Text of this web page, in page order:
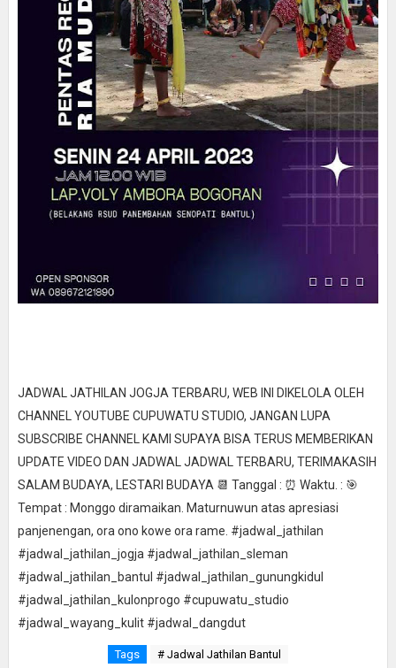
JADWAL JATHILAN JOGJA TERBARU, WEB INI DIKELOLA OLEH
CHANNEL YOUTUBE CUPUWATU STUDIO, JANGAN LUPA
SUBSCRIBE CHANNEL KAMI SUPAYA BISA TERUS MEMBERIKAN
UPDATE VIDEO DAN JADWAL JADWAL TERBARU, TERIMAKASIH
SALAM BUDAYA, LESTARI BUDAYA 📆 Tanggal : ⏰ Waktu. : 🎯
Tempat : Monggo diramaikan. Maturnuwun atas apresiasi
panjenengan, ora ono kowe ora rame. #jadwal_jathilan
#jadwal_jathilan_jogja #jadwal_jathilan_sleman
#jadwal_jathilan_bantul #jadwal_jathilan_gunungkidul
#jadwal_jathilan_kulonprogo #cupuwatu_studio
#jadwal_wayang_kulit #jadwal_dangdut
Tags # Jadwal Jathilan Bantul